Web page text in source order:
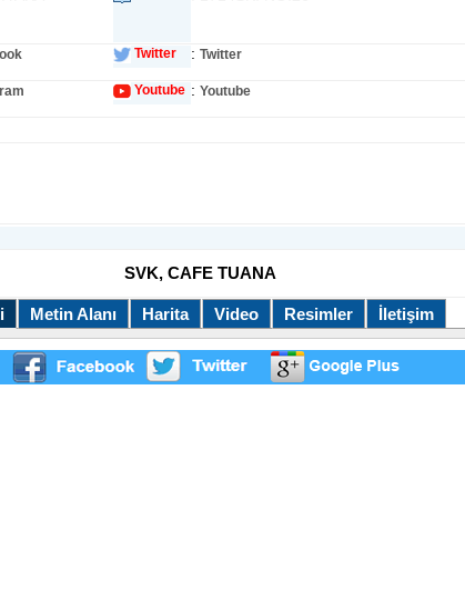
Twitter : Twitter
Youtube : Youtube
SVK, CAFE TUANA
Metin Alanı Harita Video Resimler İletişim